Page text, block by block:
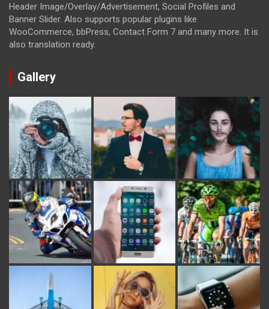
Header Image/Overlay/Advertisement, Social Profiles and
Banner Slider. Also supports popular plugins like
WooCommerce, bbPress, Contact Form 7 and many more. It is
also translation ready.
Gallery